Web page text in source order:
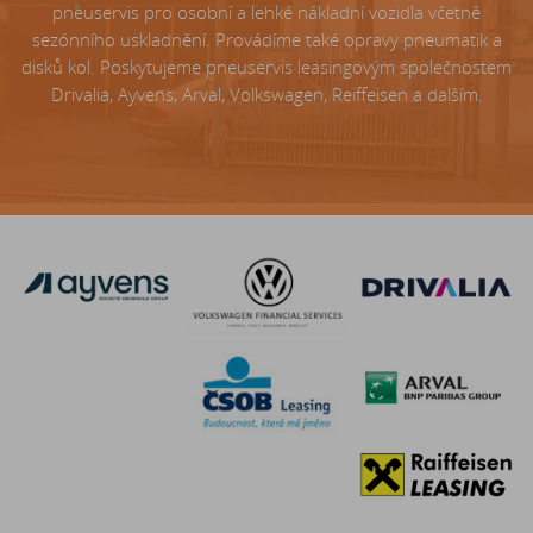
pneuservis pro osobní a lehké nákladní vozidla včetně
sezónního uskladnění. Provádíme také opravy pneumatik a
disků kol. Poskytujeme pneuservis leasingovým společnostem
Drivalia, Ayvens, Arval, Volkswagen, Reiffeisen a dalším.